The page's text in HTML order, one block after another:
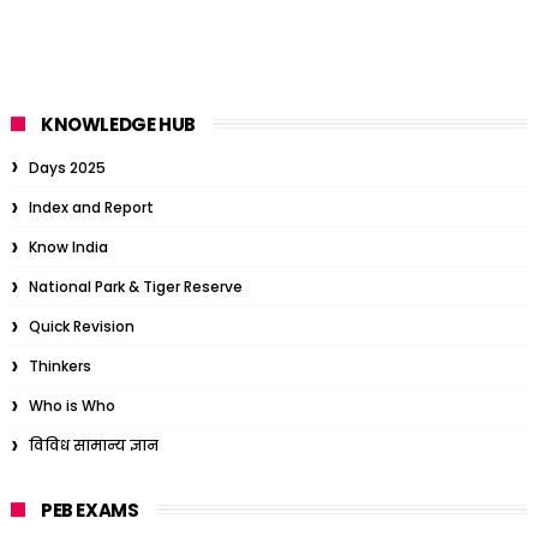
KNOWLEDGE HUB
Days 2025
Index and Report
Know India
National Park & Tiger Reserve
Quick Revision
Thinkers
Who is Who
विविध सामान्य ज्ञान
PEB EXAMS